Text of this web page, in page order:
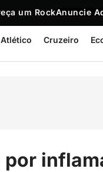
um RockAnuncie
Atlético Cruzeiro
por